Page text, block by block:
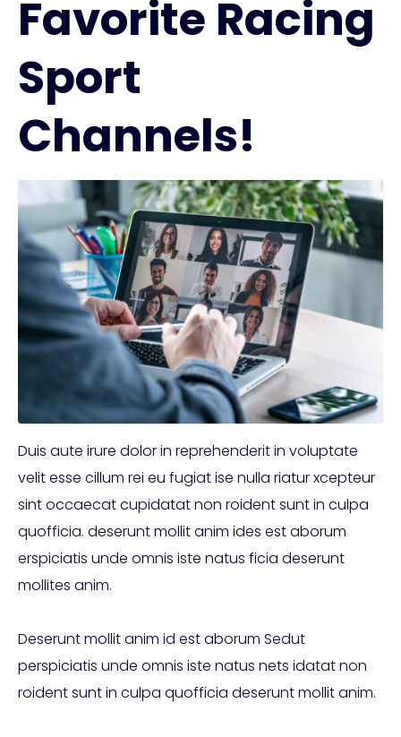
Favorite Racing
Sport
Channels!
Duis aute irure dolor in reprehenderit in voluptate
velit esse cillum rei eu fugiat ise nulla riatur xcepteur
sint occaecat cupidatat non roident sunt in culpa
quofficia. deserunt mollit anim ides est aborum
erspiciatis unde omnis iste natus ficia deserunt
mollites anim.
Deserunt mollit anim id est aborum Sedut
perspiciatis unde omnis iste natus nets idatat non
roident sunt in culpa quofficia deserunt mollit anim.